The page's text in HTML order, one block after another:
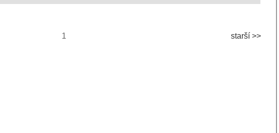
starší >>
1